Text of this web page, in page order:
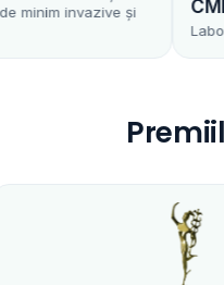
invazive și
CMD